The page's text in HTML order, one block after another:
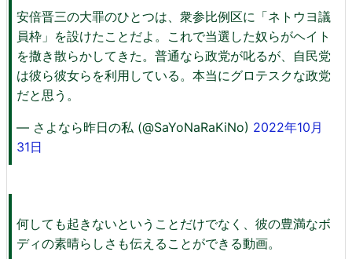
安倍晋三の大罪のひとつは、衆参比例区に「ネトウヨ議
員枠」を設けたことだよ。これで当選した奴らがヘイト
を撒き散らかしてきた。普通なら政党が叱るが、自民党
は彼ら彼女らを利用している。本当にグロテスクな政党
だと思う。
— さよなら昨日の私 (@SaYoNaRaKiNo) 2022年10月
31日
何しても起きないということだけでなく、彼の豊満なボ
ディの素晴らしさも伝えることができる動画。